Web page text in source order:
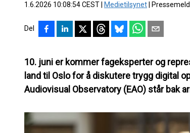
1.6.2026 10:08:54 CEST Medietilsynet
Del
10. juni er kommer fageksperter og
land til Oslo for å diskutere trygg digital
Audiovisual Observatory (EAO) står bak